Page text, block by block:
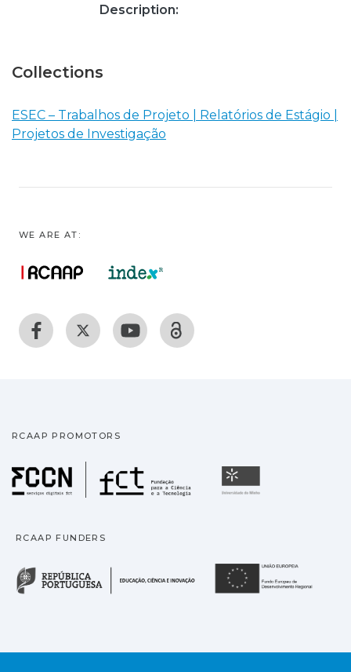
Description:
Collections
ESEC – Trabalhos de Projeto | Relatórios de Estágio |
Projetos de Investigação
WE ARE AT:
RCAAP PROMOTORS
Fundação para a
RCAAP FUNDERS
República Portuguesa